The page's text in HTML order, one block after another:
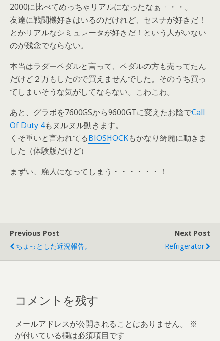
2000に比べてめっちゃリアルになったなぁ・・・。
友達に戦闘機好きはいるのだけれど、セスナが好きだ！
とかリアルなシミュレータが好きだ！という人がいない
のが残念でならない。
本当はラダーペダルと言って、ペダルの方も売ってたん
だけど２万もしたので買えませんでした。そのうち買っ
てしまいそうな気がしてならない。こわこわ。
あと、グラボを7600GSから9600GTに変えたお陰でCall
Of Duty 4もヌルヌル動きます。
くそ重いと言われてるBIOSHOCKもかなり綺麗に動きま
した（体験版だけど）
まずい、廃人になってしまう・・・・・・！
Previous Post
ちょっとした近況報告。
Next Post
Refrigerator
コメントを残す
メールアドレスが公開されることはありません。
※
が付いている欄は必須項目です